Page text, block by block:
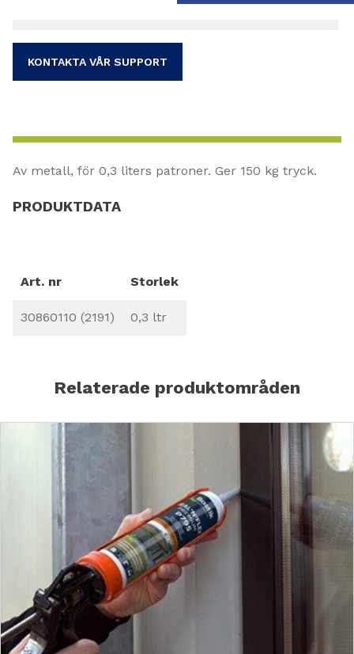
KONTAKTA VÅR SUPPORT
Av metall, för 0,3 liters patroner. Ger 150 kg tryck.
PRODUKTDATA
Art. nr Storlek
30860110 (2191) 0,3 ltr
Relaterade produktområden